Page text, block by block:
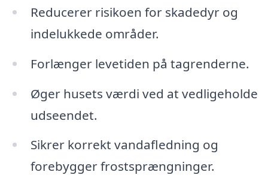
Reducerer risikoen for skadedyr og
indelukkede områder.
Forlænger levetiden på tagrenderne.
Øger husets værdi ved at vedligeholde
udseendet.
Sikrer korrekt vandafledning og
forebygger frostsprængninger.